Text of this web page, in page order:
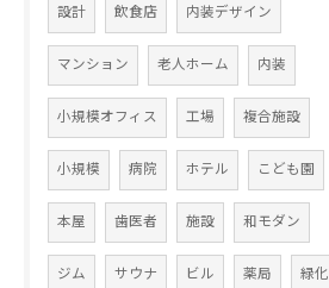
設計 飲食店 内装デザイン
マンション 老人ホーム 内装
小規模オフィス 工場 複合施設
小規模 病院 ホテル こども園
本屋 歯医者 施設 和モダン
ジム サウナ ビル 薬局 緑化